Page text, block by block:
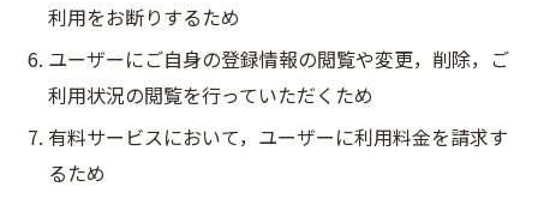
利用をお断りするため
ユーザーにご自身の登録情報の閲覧や変更，削除，ご
利用状況の閲覧を行っていただくため
有料サービスにおいて，ユーザーに利用料金を請求す
るため